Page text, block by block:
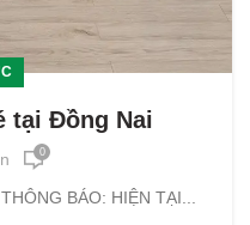
tại Đồng Nai
0
BÁO: HIỆN TẠI...